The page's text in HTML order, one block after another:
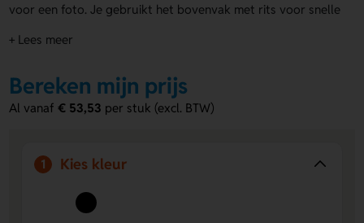
voor een foto. Je gebruikt het bovenvak met rits voor snelle
trolley is uitgevoerd in zwart en heeft een cijferslot en
naam of eigen ontwerp laten drukken. Bestel of vraag een
prijs op.
Pickme
Persoonlijk te maken
of eigen ontwerp aanbrengen via de papieren inlay.
Praktische indeling
+ Lees meer
Bereken mijn prijs
Al vanaf€ 53,53 per stuk (excl. BTW)
1 Kies kleur